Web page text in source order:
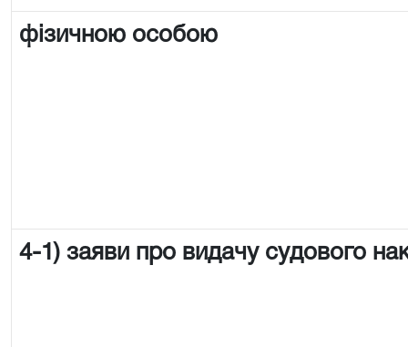
фізичною особою
4-1) заяви про видачу судового